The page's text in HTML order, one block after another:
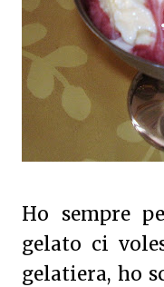
Ho sempre
gelato ci
gelatiera, ho